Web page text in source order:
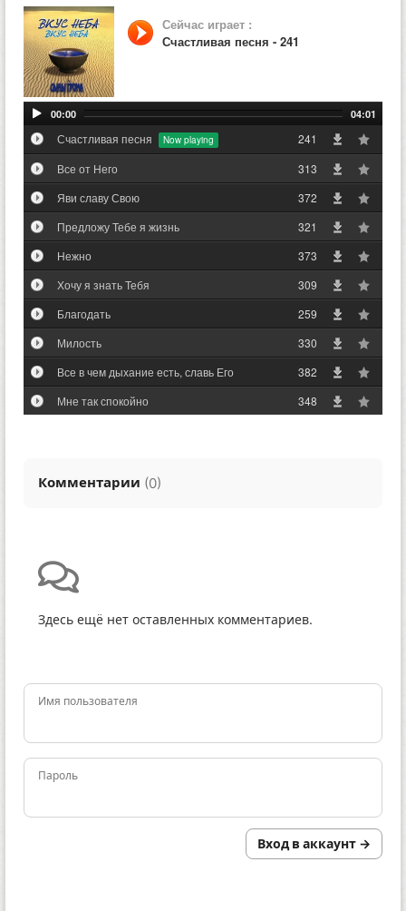
Сейчас играет :
Счастливая песня - 241
00:00 04:01
Счастливая песня
241
Все от Него
313
Яви славу Свою
372
Предложу Тебе я жизнь
321
Нежно
373
Хочу я знать Тебя
309
Благодать
259
Милость
330
Все в чем дыхание есть, славь Его
382
Мне так спокойно
348
Комментарии (0)
Здесь ещё нет оставленных комментариев.
Имя пользователя
Пароль
Вход в аккаунт →